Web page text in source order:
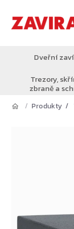
obsah
Dveřní
Trezory,
zbraně a
Produkty